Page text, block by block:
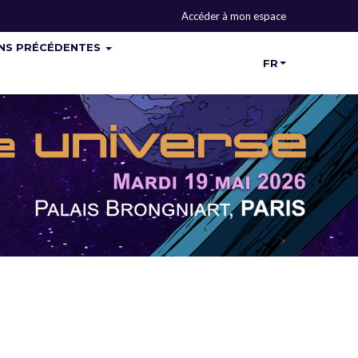
Accéder à mon espace
PRÉCÉDENTES
FR